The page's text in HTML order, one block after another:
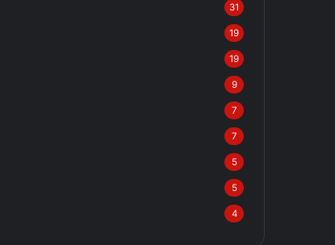
31
19
19
9
7
7
5
5
4